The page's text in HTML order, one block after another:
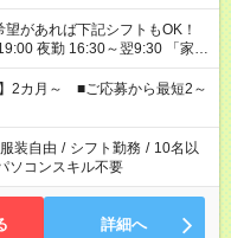
夜勤 16:30～翌9:30 「家族
って夕飯の準備がしたい」
ど、ご希望を教えてください
合計で週40時間を超える場
2カ月～ ■ご応募から最短2～
服装自由 / シフト勤務 / 10名以
ソコンスキル不要
詳細へ